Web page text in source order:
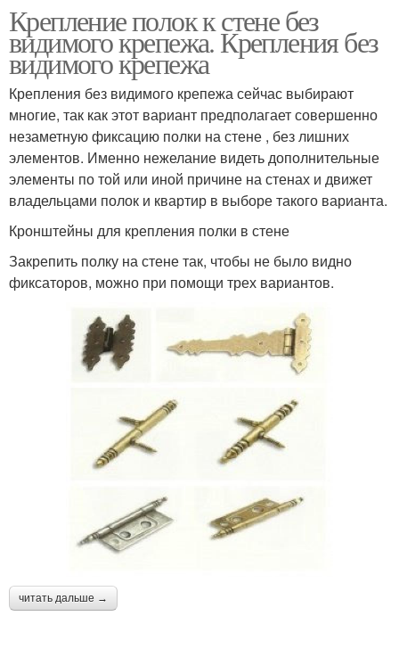
Крепление полок к стене без
видимого крепежа. Крепления без
видимого крепежа
Крепления без видимого крепежа сейчас выбирают
многие, так как этот вариант предполагает совершенно
незаметную фиксацию полки на стене , без лишних
элементов. Именно нежелание видеть дополнительные
элементы по той или иной причине на стенах и движет
владельцами полок и квартир в выборе такого варианта.
Кронштейны для крепления полки в стене
Закрепить полку на стене так, чтобы не было видно
фиксаторов, можно при помощи трех вариантов.
читать дальше →